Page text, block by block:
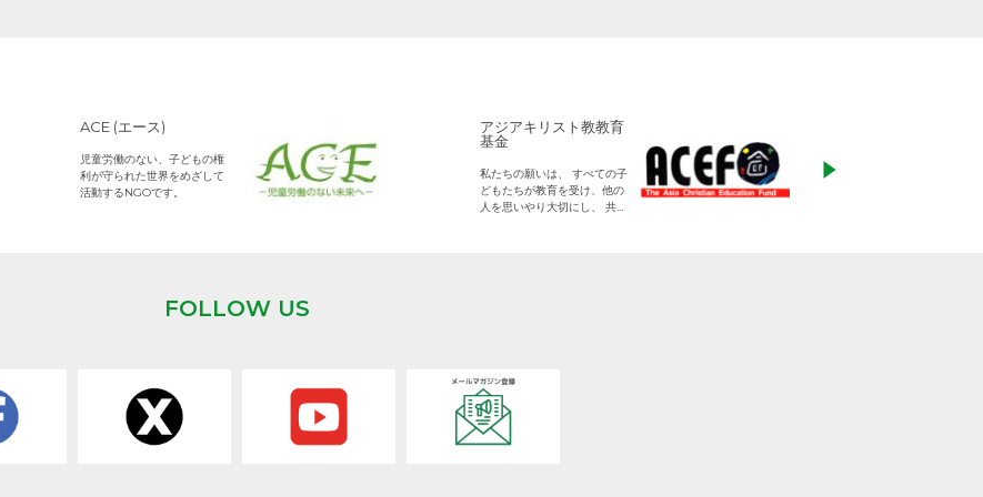
ACE (エース)
児童労働のない、子どもの権
利が守られた世界をめざして
活動するNGOです。
アジアキリスト教教育
基金
私たちの願いは、 すべての子
どもたちが教育を受け、他の
人を思いやり大切にし、 共に
FOLLOW US